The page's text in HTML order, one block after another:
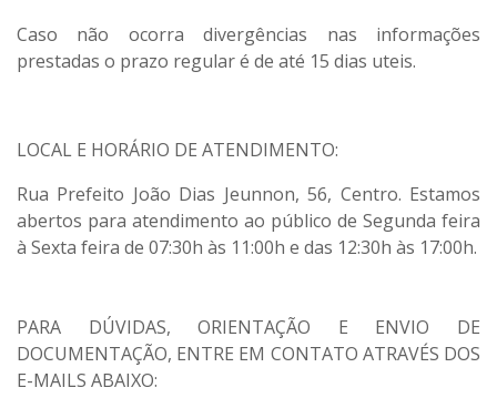
Caso não ocorra divergências nas informações
prestadas o prazo regular é de até 15 dias uteis.
LOCAL E HORÁRIO DE ATENDIMENTO:
Rua Prefeito João Dias Jeunnon, 56, Centro. Estamos
abertos para atendimento ao público de Segunda feira
à Sexta feira de 07:30h às 11:00h e das 12:30h às 17:00h.
PARA DÚVIDAS, ORIENTAÇÃO E ENVIO DE
DOCUMENTAÇÃO, ENTRE EM CONTATO ATRAVÉS DOS
E-MAILS ABAIXO: